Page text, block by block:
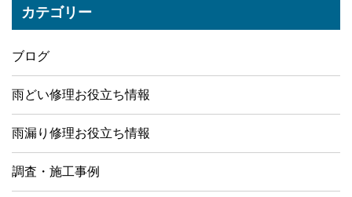
カテゴリー
ブログ
雨どい修理お役立ち情報
雨漏り修理お役立ち情報
調査・施工事例